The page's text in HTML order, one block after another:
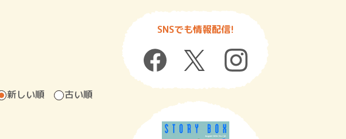
新しい順 古い順
SNSでも情報配信!